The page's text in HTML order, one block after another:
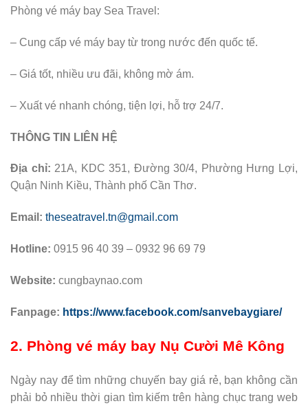
Phòng vé máy bay Sea Travel:
– Cung cấp vé máy bay từ trong nước đến quốc tế.
– Giá tốt, nhiều ưu đãi, không mờ ám.
– Xuất vé nhanh chóng, tiện lợi, hỗ trợ 24/7.
THÔNG TIN LIÊN HỆ
Địa chỉ: 21A, KDC 351, Đường 30/4, Phường Hưng Lợi,
Quận Ninh Kiều, Thành phố Cần Thơ.
Email: theseatravel.tn@gmail.com
Hotline: 0915 96 40 39 – 0932 96 69 79
Website: cungbaynao.com
Fanpage: https://www.facebook.com/sanvebaygiare/
2. Phòng vé máy bay Nụ Cười Mê Kông
Ngày nay để tìm những chuyến bay giá rẻ, bạn không cần
phải bỏ nhiều thời gian tìm kiếm trên hàng chục trang web